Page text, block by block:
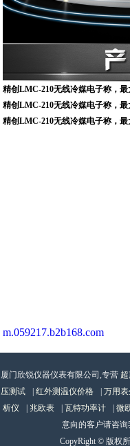
精创LMC-210无线冷媒电子称 ，最
精创LMC-210无线冷媒电子称 ，最
精创LMC-210无线冷媒电子称 ，最
m.059217.b2b168.com
厦门欣锐仪器仪表有限公司,专营
压测试
红外测温仪价格 万用
析仪
兆欧表 瓦特功率计 微
意向的客户请咨询
CopyRight © 版权